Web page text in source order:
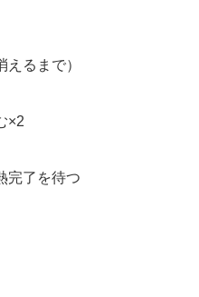
るまで）
×2
完了を待つ